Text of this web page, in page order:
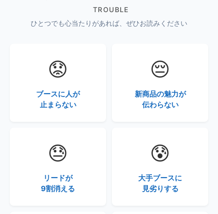
TROUBLE
ひとつでも心当たりがあれば、ぜひお読みください
😟
ブースに人が
止まらない
😔
新商品の魅力が
伝わらない
😓
リードが
9割消える
😰
大手ブースに
見劣りする